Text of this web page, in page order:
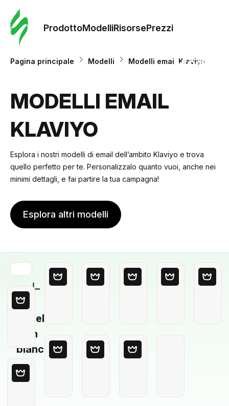
ProdottoModelliRisorsePrezzi
Modelli
Pagina principale Modelli Modelli email Klaviyo
MODELLI EMAIL
KLAVIYO
Esplora i nostri modelli di email dell’ambito Klaviyo e trova
quello perfetto per te. Personalizzalo quanto vuoi, anche nei
minimi dettagli, e fai partire la tua campagna!
Esplora altri modelli
Modello
in
bianco